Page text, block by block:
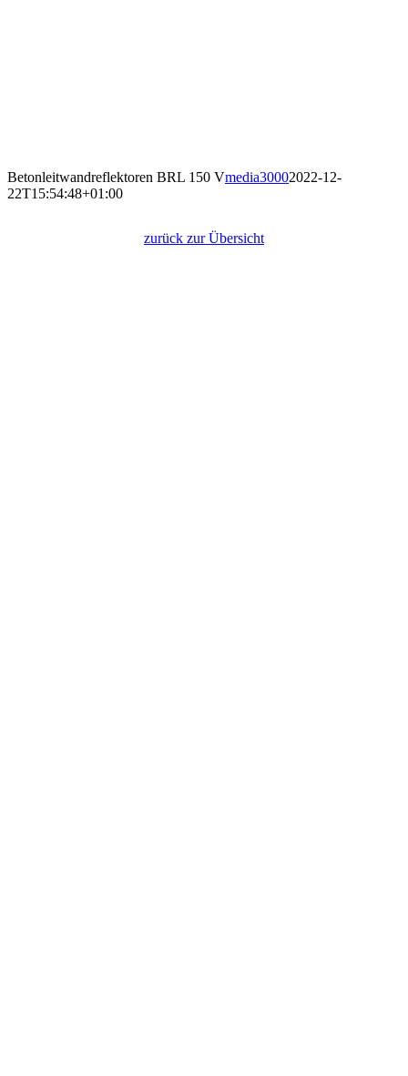
Betonleitwandreflektoren BRL 150 Vmedia30002022-12-
22T15:54:48+01:00
zurück zur Übersicht